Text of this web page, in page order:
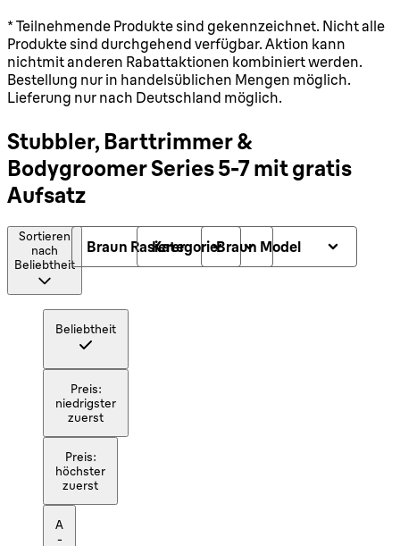
* Teilnehmende Produkte sind gekennzeichnet. Nicht alle
Produkte sind durchgehend verfügbar. Aktion kann
nichtmit anderen Rabattaktionen kombiniert werden.
Bestellung nur in handelsüblichen Mengen möglich.
Lieferung nur nach Deutschland möglich.
Stubbler, Barttrimmer &
Bodygroomer Series 5-7 mit gratis
Aufsatz
Sortieren
nach
Beliebtheit
Beliebtheit
Preis:
niedrigster
zuerst
Preis:
höchster
zuerst
A
-
Braun RasiererKategorieBraun Model